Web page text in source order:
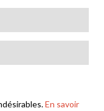
En savoir